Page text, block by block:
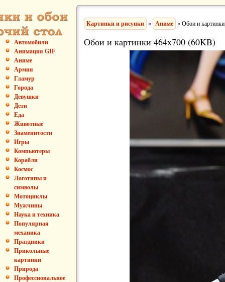
Автомобили
Анимация GIF
Аниме
Армия
Гламур
Города
Девушки
Дети
Еда
Животные
Знаменитости
Игры
Компьютеры
Корабли
Космос
Логотипы и
символы
Мотоциклы
Мужчины
Наука и техника
Популярная
механика
Праздники
Прикольные
картинки
Природа
Профессиональное
Картинки и рисунки » Аниме » Обои и картинки
Обои и картинки 464x700 (60KB)